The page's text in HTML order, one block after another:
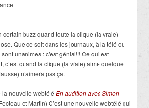
certain buzz quand toute la clique (la vraie)
Que ce soit dans les journaux, à la télé ou
unanimes : c’est génial!!! Ce qui est
c’est quand la clique (la vraie) aime quelque
n’aimera pas ça.
la nouvelle webtélé En audition avec Simon
et Martin) C’est une nouvelle webtélé qui